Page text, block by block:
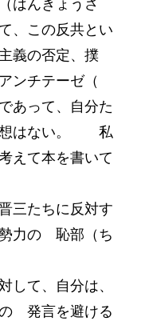
はんきょうさ
、この反共とい
義の否定、撲
ンチテーゼ（
あって、自分た
想はない。 私
えて本を書いて
三たちに反対す
力の 恥部（ち
して、自分は、
発言を避ける